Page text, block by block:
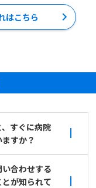
はこちら
すぐに病院
すか？
合わせする
が知られて